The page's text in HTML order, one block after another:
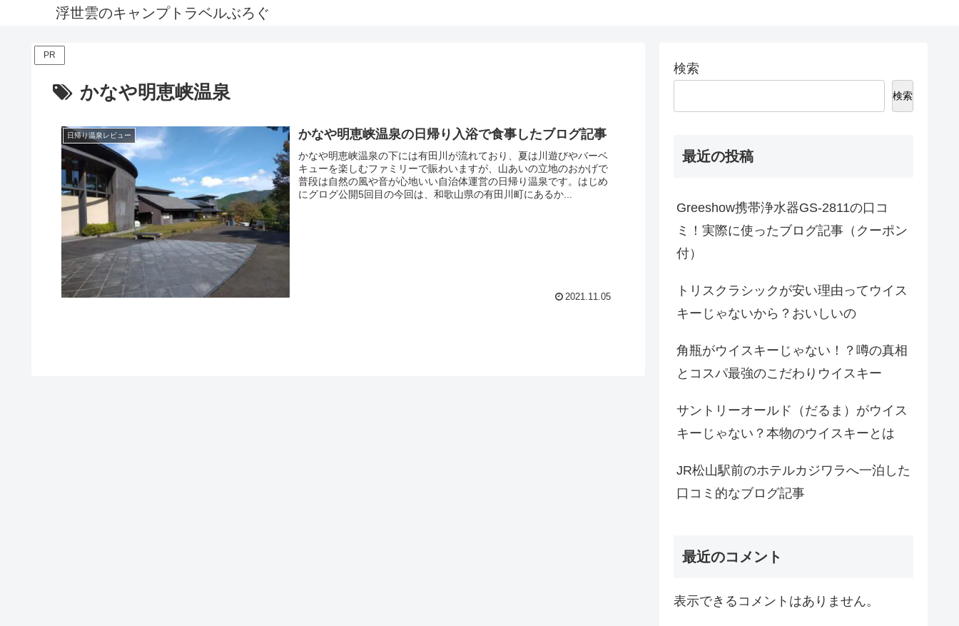
浮世雲のキャンプトラベルぶろぐ
PR
かなや明恵峡温泉
日帰り温泉レビュー かなや明恵峡温泉の日帰り入浴で食事したブログ記事
かなや明恵峡温泉の下には有田川が流れており、夏は川遊びやバーベ
キューを楽しむファミリーで賑わいますが、山あいの立地のおかげで
普段は自然の風や音が心地いい自治体運営の日帰り温泉です。はじめ
にグログ公開5回目の今回は、和歌山県の有田川町にあるか...
2021.11.05
検索
検索
最近の投稿
Greeshow携帯浄水器GS-2811の口コ
ミ！実際に使ったブログ記事（クーポン
付）
トリスクラシックが安い理由ってウイス
キーじゃないから？おいしいの
角瓶がウイスキーじゃない！？噂の真相
とコスパ最強のこだわりウイスキー
サントリーオールド（だるま）がウイス
キーじゃない？本物のウイスキーとは
JR松山駅前のホテルカジワラへ一泊した
口コミ的なブログ記事
最近のコメント
表示できるコメントはありません。